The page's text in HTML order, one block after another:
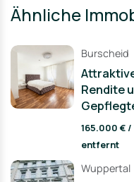
Ähnliche
Burscheid
Rendite
165.000 €
entfernt
Wuppertal